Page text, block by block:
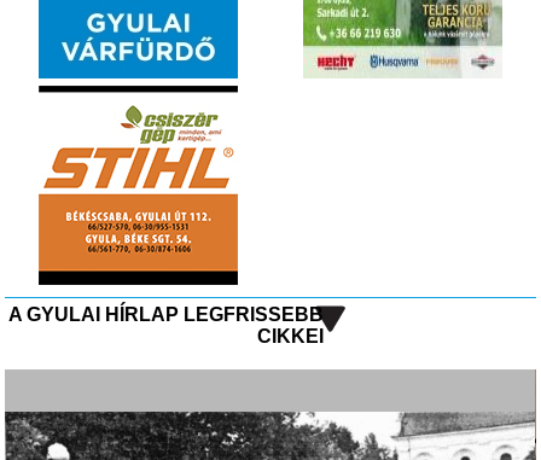
A GYULAI HÍRLAP LEGFRISSEBB
CIKKEI